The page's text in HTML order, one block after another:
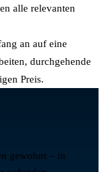
alle relevanten
an auf eine
durchgehende
Preis.
gewohnt – in